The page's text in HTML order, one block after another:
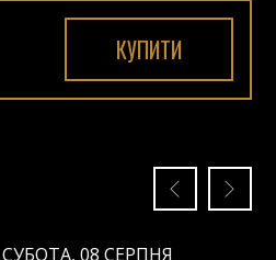
КУПИТИ
08 СЕРПНЯ